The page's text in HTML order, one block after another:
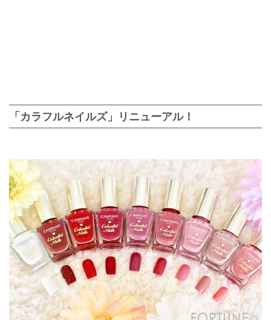
「カラフルネイルズ」リニューアル！